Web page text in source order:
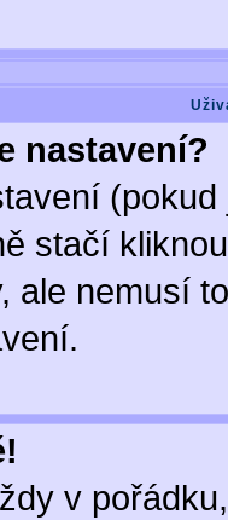
nastavení?
stačí
ale nemusí
v